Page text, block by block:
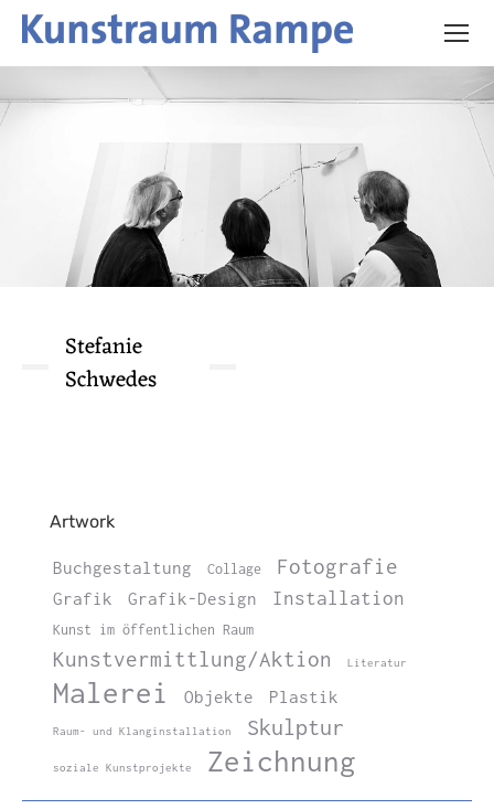
Stefanie
Schwedes
Artwork
Buchgestaltung Collage Fotografie
Grafik Grafik-Design Installation
Kunst im öffentlichen Raum
Kunstvermittlung/Aktion Literatur
Malerei Objekte Plastik
Raum- und Klanginstallation Skulptur
soziale Kunstprojekte Zeichnung